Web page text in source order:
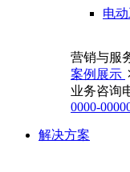
电
营销与服
案例展示
业务咨询
0000-
解决方案